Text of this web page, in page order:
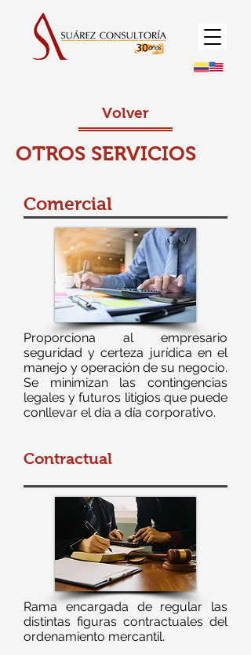
Volver
OTROS SERVICIOS
Comercial
Proporciona al empresario
seguridad y certeza jurídica en el
manejo y operación de su negocio.
Se minimizan las contingencias
legales y futuros litigios que puede
conllevar el día a día corporativo.
Contractual
Rama encargada de regular las
distintas figuras contractuales del
ordenamiento mercantil.